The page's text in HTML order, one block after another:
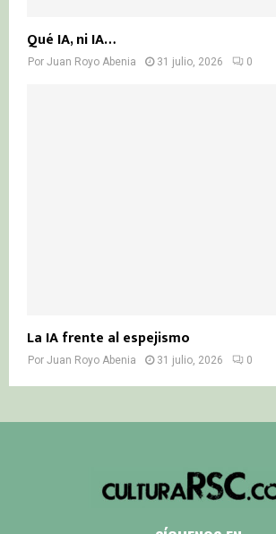
Qué IA, ni IA…
Por Juan Royo Abenia 31 julio, 2026 0
La IA frente al espejismo
Por Juan Royo Abenia 31 julio, 2026 0